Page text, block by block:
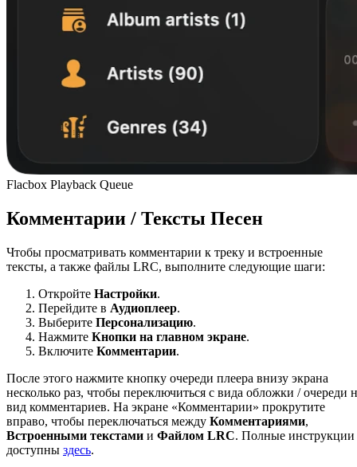
Flacbox Playback Queue
Комментарии / Тексты Песен
Чтобы просматривать комментарии к треку и встроенные
тексты, а также файлы LRC, выполните следующие шаги:
Откройте Настройки.
Перейдите в Аудиоплеер.
Выберите Персонализацию.
Нажмите Кнопки на главном экране.
Включите Комментарии.
После этого нажмите кнопку очереди плеера внизу экрана
несколько раз, чтобы переключиться с вида обложки / очереди
вид комментариев. На экране «Комментарии» прокрутите
вправо, чтобы переключаться между Комментариями,
Встроенными текстами и Файлом LRC. Полные инструкции
доступны здесь.